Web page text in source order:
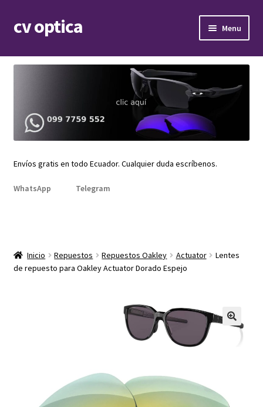
Skip
to
Skip
to
cv optica Menu
Armazones de lentes
child
menu
Expand
Repuestos
menu
Envíos gratis en todo Ecuador. Cualquier duda escríbenos.
WhatsApp Telegram
Inicio Repuestos Repuestos Oakley Actuator
Lentes
de repuesto para Oakley Actuator Dorado Espejo